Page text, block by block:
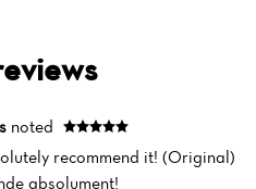
noted
recommend it! (Original)
absolument!